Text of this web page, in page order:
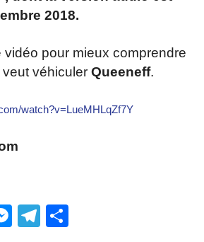
2018.
vidéo pour mieux comprendre
véhiculer Queeneff.
watch?v=LueMHLqZf7Y
Messenger
Telegram